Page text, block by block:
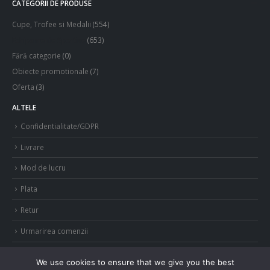
CATEGORII DE PRODUSE
Cupe, Trofee si Medalii (554)
(653)
Fără categorie (0)
Obiecte promotionale (7)
Oferta (3)
ALTELE
Confidentialitate/GDPR
Livrare
Mod de lucru
Plata
Retur
Urmarirea comenzii
We use cookies to ensure that we give you the best